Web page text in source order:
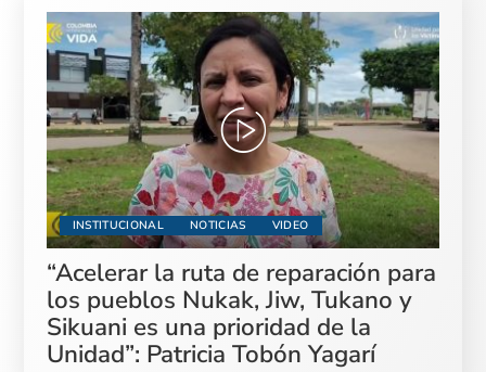
INSTITUCIONAL NOTICIAS VIDEO
“Acelerar la ruta de reparación para
los pueblos Nukak, Jiw, Tukano y
Sikuani es una prioridad de la
Unidad”: Patricia Tobón Yagarí